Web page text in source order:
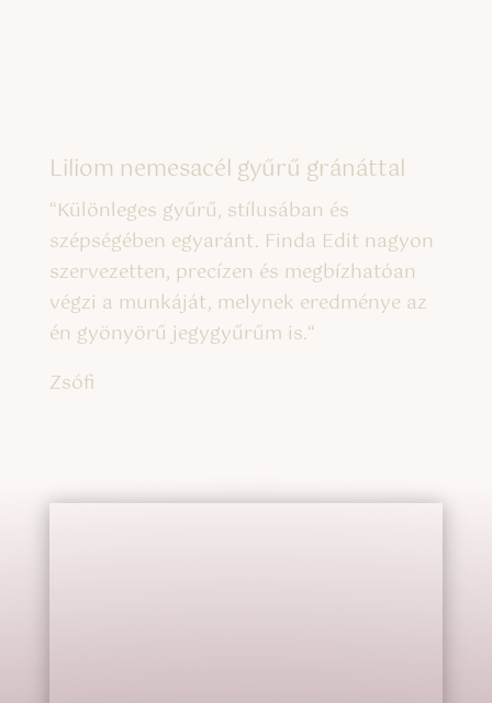
Liliom nemesacél gyűrű gránáttal
“Különleges gyűrű, stílusában és
szépségében egyaránt. Finda Edit nagyon
szervezetten, precízen és megbízhatóan
végzi a munkáját, melynek eredménye az
én gyönyörű jegygyűrűm is.“
Zsófi